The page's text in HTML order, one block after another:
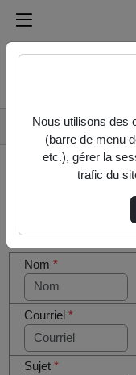
Rechercher
Accueil
Contactez nous
Votre message
Nom*
Courriel*
Sujet*
cette case
si vous
êtes un
humain en
métal
(obligatoire)
Nous utilisons des
(barre de menu
etc.), gérer la
trafic du